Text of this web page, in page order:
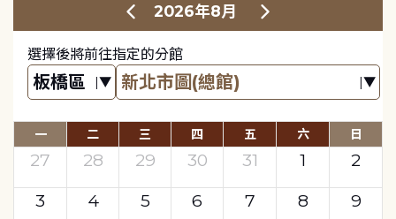
2026年8月
選擇後將前往指定的分館
一 二 三 四 五 六 日
27 28 29 30 31 1
2
3
4 5 6 7 8
9